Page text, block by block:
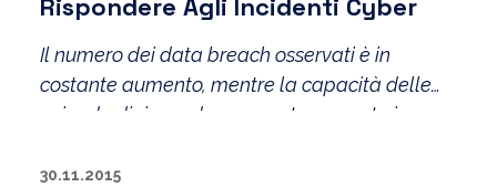
Rispondere Agli Incidenti Cyber
Il numero dei data breach osservati è in
costante aumento, mentre la capacità delle
aziende di rispondere opportunamente in caso
stessi sul business e sull’operatività, è oggi
30.11.2015